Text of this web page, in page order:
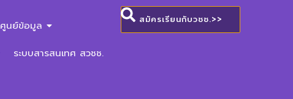
ศูนย์ข้อมูล
ระบบสารสนเทศ สวชช.
สมัครเรียนกับวชช.>>